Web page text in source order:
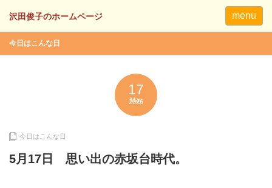
menu
今日はこんな日
17
May
2026
今日はこんな日
5月17日 思い出の赤坂台時代。